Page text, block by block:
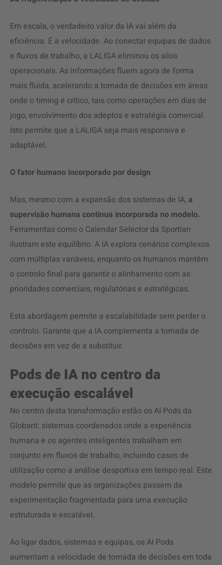
Em escala, o verdadeiro valor da IA vai além da
eficiência. É a velocidade. Ao conectar equipas de dados
e fluxos de trabalho, a LALIGA eliminou os silos
operacionais. As informações fluem agora de forma
mais fluida, acelerando a tomada de decisões em áreas
onde o timing é crítico, tais como operações em dias de
jogo, envolvimento dos adeptos e estratégia comercial.
Isto permite que a LALIGA seja mais responsiva e
adaptável.
O fator humano incorporado por design
Mas, mesmo com a expansão dos sistemas de IA, a
supervisão humana continua incorporada no modelo.
Ferramentas como o Calendar Selector da Sportian
ilustram este equilíbrio. A IA explora cenários complexos
com múltiplas variáveis, enquanto os humanos mantêm
o controlo final para garantir o alinhamento com as
prioridades comerciais, regulatórias e estratégicas.
Esta abordagem permite a escalabilidade sem perder o
controlo. Garante que a IA complementa a tomada de
decisões em vez de a substituir.
Pods de IA no centro da
execução escalável
No centro desta transformação estão os AI Pods da
Globant: sistemas coordenados onde a experiência
humana e os agentes inteligentes trabalham em
conjunto em fluxos de trabalho, incluindo casos de
utilização como a análise desportiva em tempo real. Este
modelo permite que as organizações passem da
experimentação fragmentada para uma execução
estruturada e escalável.
Ao ligar dados, sistemas e equipas, os AI Pods
aumentam a velocidade de tomada de decisões em toda